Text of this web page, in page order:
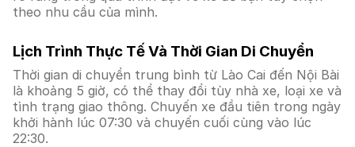
theo nhu cầu của mình.
Lịch Trình Thực Tế Và Thời Gian Di Chuyển
Thời gian di chuyển trung bình từ Lào Cai đến Nội Bài
là khoảng 5 giờ, có thể thay đổi tùy nhà xe, loại xe và
tình trạng giao thông. Chuyến xe đầu tiên trong ngày
khởi hành lúc 07:30 và chuyến cuối cùng vào lúc
22:30.